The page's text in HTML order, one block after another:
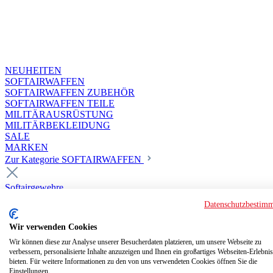
NEUHEITEN
SOFTAIRWAFFEN
SOFTAIRWAFFEN ZUBEHÖR
SOFTAIRWAFFEN TEILE
MILITÄRAUSRÜSTUNG
MILITÄRBEKLEIDUNG
SALE
MARKEN
Zur Kategorie SOFTAIRWAFFEN
Softairgewehre
Deluxe Custom Guns ab 18
Softair elektrisch ab 18
Softair elektrisch ab 14
Softair gasbetrieben ab 18
Softair HPA Luftdruck ab 18
Historische Softairwaffen
Wir verwenden Cookies
Wir können diese zur Analyse unserer Besucherdaten platzieren, um unsere Webseite zu
verbessern, personalisierte Inhalte anzuzeigen und Ihnen ein großartiges Webseiten-
bieten. Für weitere Informationen zu den von uns verwendeten Cookies öffnen Sie die
Einstellungen.